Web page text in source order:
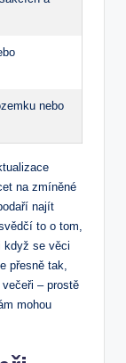
nebo
na zmíněné
najít
to o tom,
když se věci
přesně tak,
– prostě
mohou